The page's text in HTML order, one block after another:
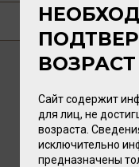
ГДЕ КУПИТЬ?
ВАМ ТАКЖЕ
ВОЗРАСТ
Сайт содержит
для лиц, не
возраста.
исключительно
предназначены